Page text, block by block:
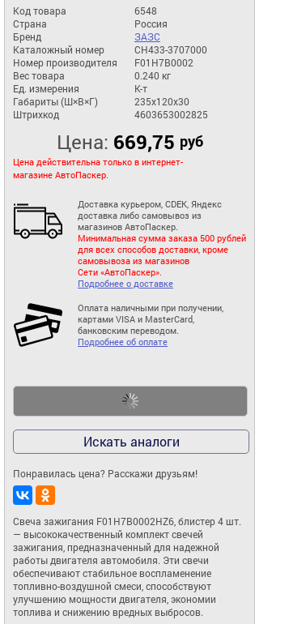
Код товара
6548
Страна
Россия
Бренд
ЗАЗС
Каталожный номер
СН433-3707000
Номер производителя
F01H7B0002
Вес товара
0.240 кг
Ед. измерения
К-т
Габариты (Ш×В×Г)
235x120x30
Штрихкод
4603653002825
Цена: 669,75 руб
Цена действительна только в интернет-
магазине АвтоПаскер.
Доставка курьером, CDEK, Яндекс
доставка либо самовывоз из
магазинов АвтоПаскер.
Минимальная сумма заказа 500 рублей
для всех способов доставки, кроме
самовывоза из магазинов
Сети «АвтоПаскер».
Подробнее о доставке
Оплата наличными при получении,
картами VISA и MasterCard,
банковским переводом.
Подробнее об оплате
Искать аналоги
Понравилась цена? Расскажи друзьям!
Свеча зажигания F01H7B0002HZ6, блистер 4 шт.
— высококачественный комплект свечей
зажигания, предназначенный для надежной
работы двигателя автомобиля. Эти свечи
обеспечивают стабильное воспламенение
топливно-воздушной смеси, способствуют
улучшению мощности двигателя, экономии
топлива и снижению вредных выбросов.